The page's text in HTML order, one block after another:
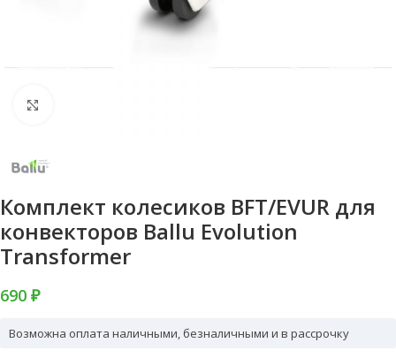
Комплект колесиков BFT/EVUR для
конвекторов Ballu Evolution
Transformer
690 ₽
Возможна оплата наличными, безналичными и в рассрочку